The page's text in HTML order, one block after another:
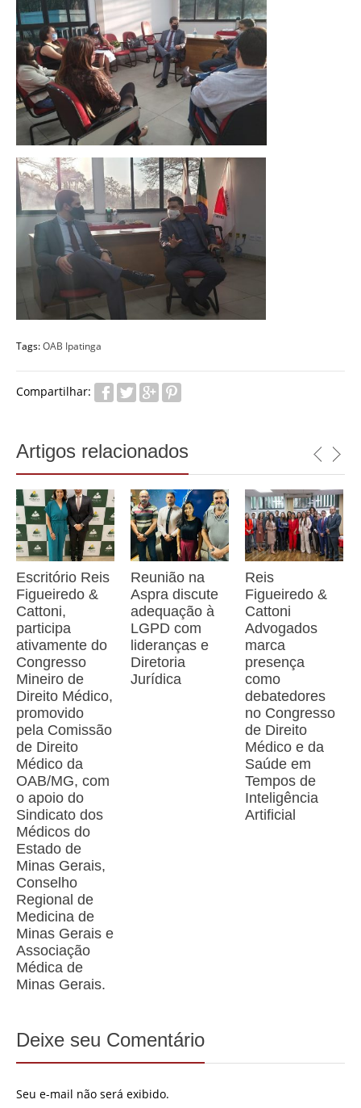
Tags:OAB Ipatinga
Compartilhar:
Artigos relacionados
Escritório Reis
Figueiredo &
Cattoni,
participa
ativamente do
Congresso
Mineiro de
Direito Médico,
promovido
pela Comissão
de Direito
Médico da
OAB/MG, com
o apoio do
Sindicato dos
Médicos do
Estado de
Minas Gerais,
Conselho
Regional de
Medicina de
Minas Gerais e
Associação
Médica de
Minas Gerais.
Reunião na
Aspra discute
adequação à
LGPD com
lideranças e
Diretoria
Jurídica
Reis
Figueiredo &
Cattoni
Advogados
marca
presença
como
debatedores
no Congresso
de Direito
Médico e da
Saúde em
Tempos de
Inteligência
Artificial
Deixe seu Comentário
Seu e-mail não será exibido.